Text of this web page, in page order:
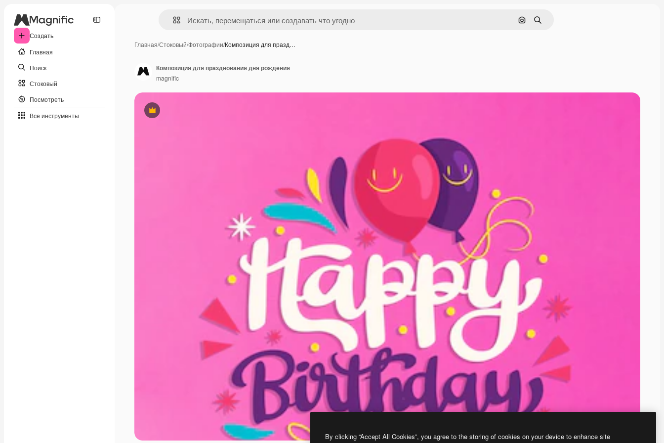
Создать
Главная
Поиск
Стоковый
Посмотреть
Все инструменты
Поиск по изображению
Поиск
Главная/Стоковый/Фотографии/Композиция для празд…
Премиум
Композиция для празднования дня рождения
magnific
By clicking “Accept All Cookies”, you agree to the storing of cookies on your device to enhance site